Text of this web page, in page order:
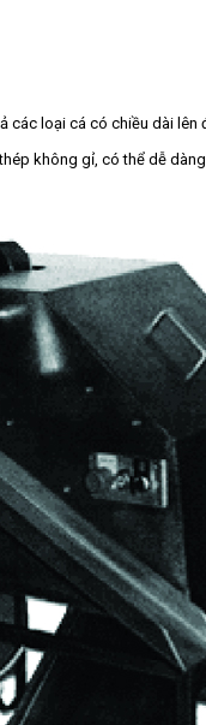
loại cá có chiều dài
không gỉ, có thể dễ